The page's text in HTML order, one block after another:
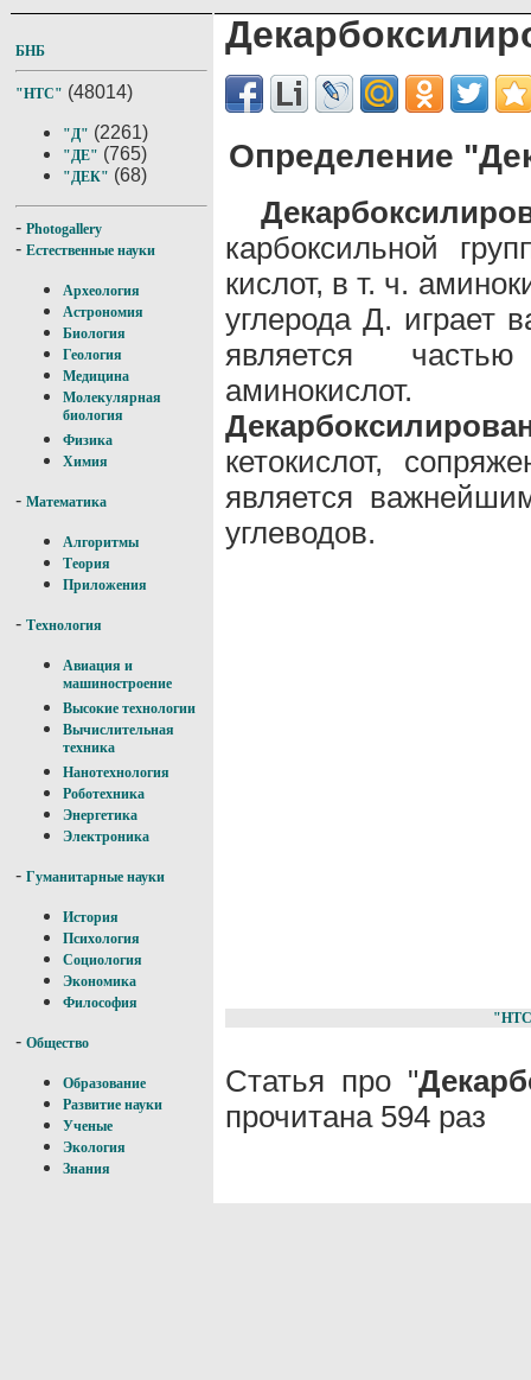
БНБ
"НТС" (48014)
"Д" (2261)
"ДЕ" (765)
"ДЕК" (68)
- Photogallery
- Естественные науки
Археология
Астрономия
Биология
Геология
Медицина
Молекулярная
биология
Физика
Химия
- Математика
Алгоритмы
Теория
Приложения
- Технология
Авиация и
машиностроение
Высокие технологии
Вычислительная
техника
Нанотехнология
Роботехника
Энергетика
Электроника
- Гуманитарные науки
История
Психология
Социология
Экономика
Философия
- Общество
Образование
Развитие науки
Ученые
Экология
Знания
Определение
карбоксильной
кислот, в т. ч.
углерода Д. играет
является
аминокислот.
кетокислот,
является
углеводов.
Статья про "
прочитана 594 раз